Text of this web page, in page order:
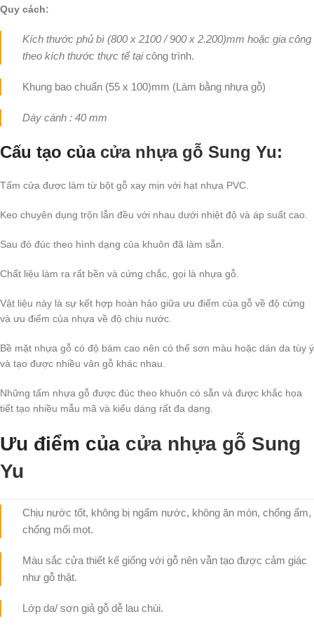
Quy cách:
Kích thước phủ bì (800 x 2100 / 900 x 2.200)mm hoặc gia công
theo kích thước thực tế tạicông trình.
Khung bao chuẩn (55 x 100)mm (Làm bằng nhựa gỗ)
Dày cánh : 40 mm
Cấu tạo của cửa nhựa gỗ Sung Yu:
Tấm cửa được làm từ bột gỗ xay mịn với hạt nhựa PVC.
Keo chuyên dụng trộn lẫn đều với nhau dưới nhiệt độ và áp suất cao.
Sau đó đúc theo hình dạng của khuôn đã làm sẵn.
Chất liệu làm ra rất bền và cứng chắc, gọi là nhựa gỗ.
Vật liệu này là sự kết hợp hoàn hảo giữa ưu điểm của gỗ về độ cứng
và ưu điểm của nhựa về độ chịu nước.
Bề mặt nhựa gỗ có độ bám cao nên có thể sơn màu hoặc dán da tùy ý
và tạo được nhiều vân gỗ khác nhau.
Những tấm nhựa gỗ được đúc theo khuôn có sẵn và được khắc họa
tiết tạo nhiều mẫu mã và kiểu dáng rất đa dạng.
Ưu điểm của cửa nhựa gỗ Sung
Yu
Chịu nước tốt, không bị ngấm nước, không ăn mòn, chống ẩm,
chống mối mọt.
Màu sắc cửa thiết kế giống với gỗ nên vẫn tạo được cảm giác
như gỗ thật.
Lớp da/ sơn giả gỗ dễ lau chùi.